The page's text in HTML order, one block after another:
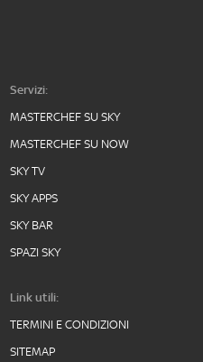
Servizi:
MASTERCHEF SU SKY
MASTERCHEF SU NOW
SKY TV
SKY APPS
SKY BAR
SPAZI SKY
Link utili:
TERMINI E CONDIZIONI
SITEMAP